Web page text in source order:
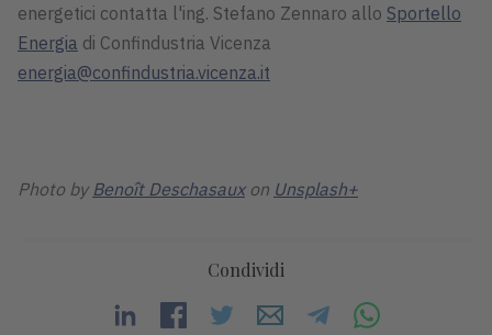
energetici contatta l'ing. Stefano Zennaro allo Sportello
Energia di Confindustria Vicenza
energia@confindustria.vicenza.it
Photo by Benoît Deschasauxon Unsplash+
Condividi